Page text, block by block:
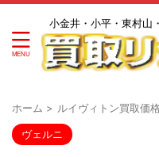
小金井・小平・東村山
ホーム > ルイヴィトン買取価格
ヴェルニ